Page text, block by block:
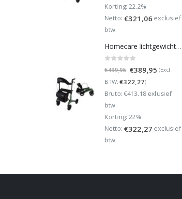
Korting: 22.2%
Netto: €321,06 exclusief
btw
Homecare lichtgewicht Rollator van 5,8 kg – Carbon rollator tot 150 kg draaggewicht – Dubbel opvouwbaar en inclusief reistas - Groen
€499,95 Oorspronkelijke
prijs
was:
€389,95 Huidige
is:
(Excl.
BTW: €322,27)
Bruto: €413.18 exlusief
btw
Korting: 22%
Netto: €322,27 exclusief
btw